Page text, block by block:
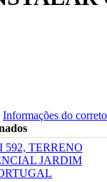
Informações do